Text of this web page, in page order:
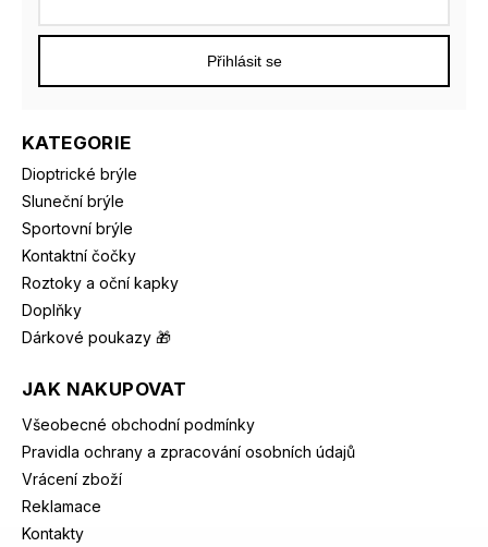
KATEGORIE
Dioptrické brýle
Sluneční brýle
Sportovní brýle
Kontaktní čočky
Roztoky a oční kapky
Doplňky
Dárkové poukazy 🎁
JAK NAKUPOVAT
Všeobecné obchodní podmínky
Pravidla ochrany a zpracování osobních údajů
Vrácení zboží
Reklamace
Kontakty
Přihlásit se